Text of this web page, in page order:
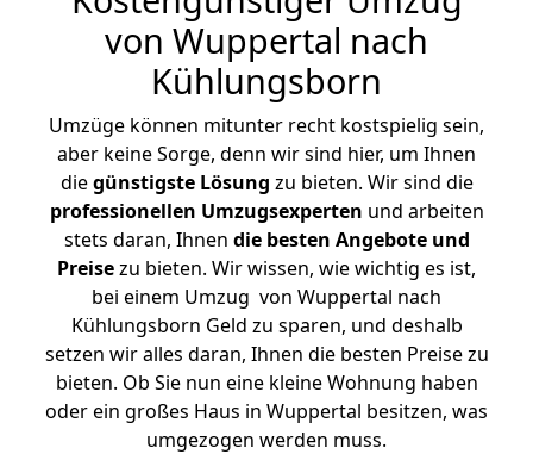
von Wuppertal nach
Kühlungsborn
Umzüge können mitunter recht kostspielig sein,
aber keine Sorge, denn wir sind hier, um Ihnen
diegünstigste Lösung zu bieten. Wir sind die
professionellen Umzugsexperten und arbeiten
stets daran, Ihnen die besten Angebote und
Preisezu bieten. Wir wissen, wie wichtig es ist,
bei einem Umzug von Wuppertal nach
Kühlungsborn Geld zu sparen, und deshalb
setzen wir alles daran, Ihnen die besten Preise zu
bieten. Ob Sie nun eine kleine Wohnung haben
oder ein großes Haus in Wuppertal besitzen, was
umgezogen werden muss.